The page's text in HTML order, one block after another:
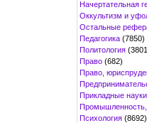
Начертательная
Оккультизм и
Остальные
Педагогика (7850)
Политология
Право (682)
Право,
Прикладные науки
Промышленность,
Психология (8692)